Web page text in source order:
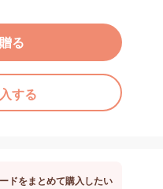
る
する
ドをまとめて購入したい